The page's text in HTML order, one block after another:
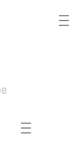
☰
☰